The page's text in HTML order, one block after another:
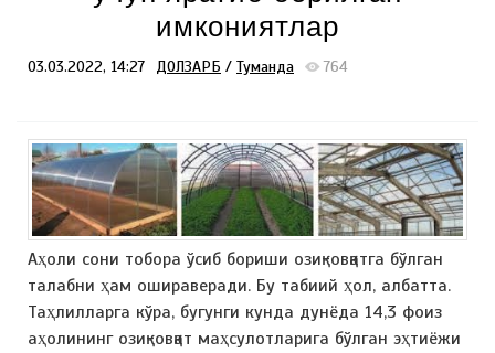
имкониятлар
03.03.2022, 14:27 ДОЛЗАРБ / Туманда 764
Аҳоли сони тобора ўсиб бориши озиқ-овқатга бўлган
талабни ҳам ошираверади. Бу табиий ҳол, албатта.
Таҳлилларга кўра, бугунги кунда дунёда 14,3 фоиз
аҳолининг озиқ-овқат маҳсулотларига бўлган эҳтиёжи